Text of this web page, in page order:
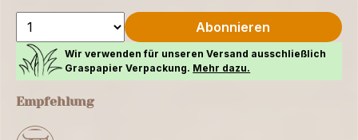
Abonnieren
Wir verwenden für unseren Versand ausschließlich
Graspapier Verpackung. Mehr dazu.
Empfehlung